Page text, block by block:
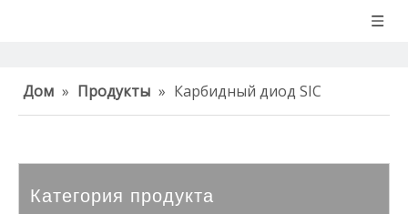
Дом » Продукты » Карбидный диод SIC
Категория продукта